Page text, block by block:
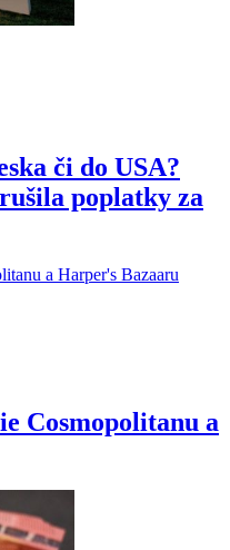
či do USA?
poplatky za
Cosmopolitanu a